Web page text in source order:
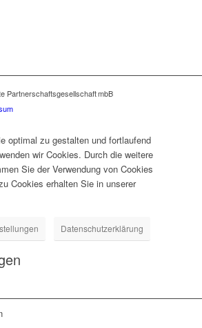
Partnerschaftsgesellschaft mbB
optimal zu gestalten und fortlaufend
wir Cookies. Durch die weitere
Sie der Verwendung von Cookies
Cookies erhalten Sie in unserer
Datenschutzerklärung